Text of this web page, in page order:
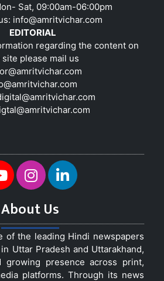
Sat, 09:00am-06:00pm
info@amritvichar.com
EDITORIAL
regarding the content on
site please mail us
About Us
of the leading Hindi newspapers
Uttar Pradesh and Uttarakhand,
presence across print,
platforms. Through its news